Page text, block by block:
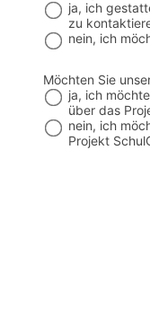
ja, ich
zu
nein, ich
Möchten Sie
ja, ich
über das
nein, ich
Projekt